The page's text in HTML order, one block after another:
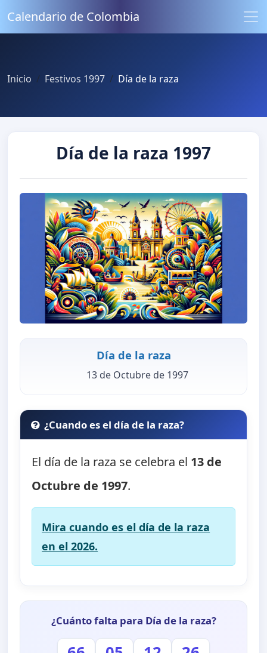
Calendario de Colombia
Inicio Festivos 1997 Día de la raza
Día de la raza 1997
Día de la raza
13 de Octubre de 1997
¿Cuando es el día de la raza?
El día de la raza se celebra el 13 de
Octubre de 1997.
Mira cuando es el día de la raza
en el 2026.
¿Cuánto falta para Día de la raza?